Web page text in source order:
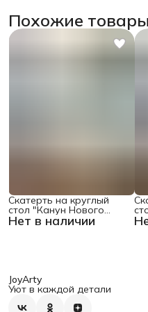
Похожие товары
Нет в наличии
Скатерть на круглый
стол "Канун Нового
Года", 150х150 , серия
JoyArty
Уют в каждой детали